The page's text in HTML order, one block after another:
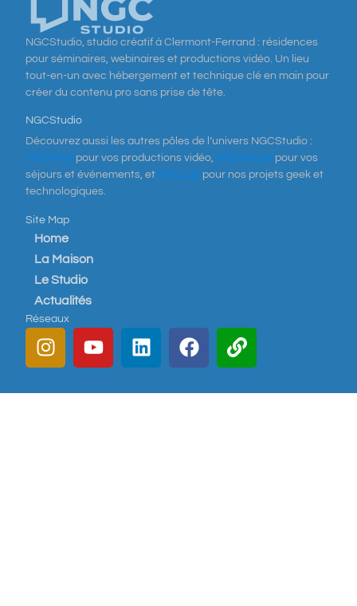
NGCStudio, studio créatif à Clermont-Ferrand : résidences
pour séminaires, webinaires et productions vidéo. Un lieu
tout-en-un avec hébergement et technique clé en main pour
créer du contenu pro sans prise de tête.
NGCStudio
Découvrez aussi les autres pôles de l’univers NGCStudio :
NGCProd pour vos productions vidéo, NGCHouse pour vos
séjours et événements, et NGCLab pour nos projets geek et
technologiques.
Site Map
Home
La Maison
Le Studio
Actualités
Réseaux